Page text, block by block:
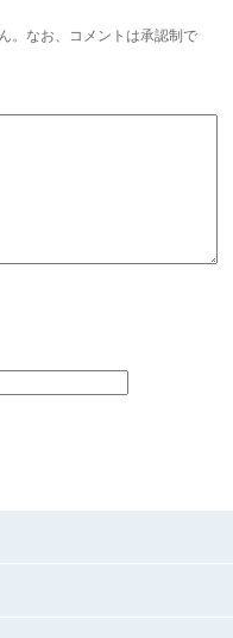
。なお、コメントは承認制で